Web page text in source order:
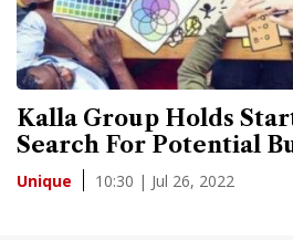
Kalla Group Holds
Search For Potential
Unique 10:30 | Jul 26, 2022